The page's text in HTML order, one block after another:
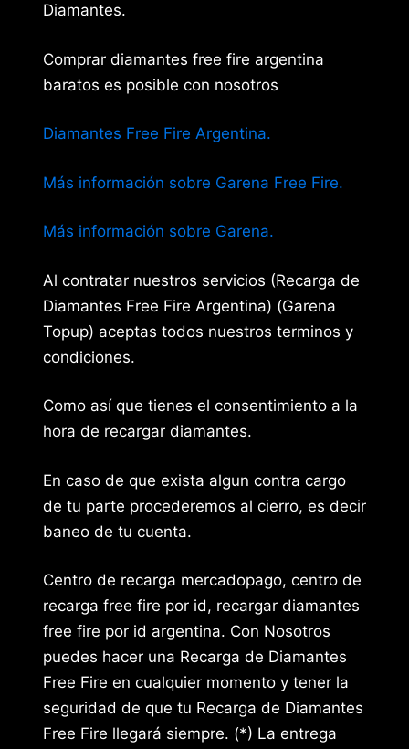
Diamantes.
Comprar diamantes free fire argentina
baratos es posible con nosotros
Diamantes Free Fire Argentina.
Más información sobre Garena Free Fire.
Más información sobre Garena.
Al contratar nuestros servicios (Recarga de
Diamantes Free Fire Argentina) (Garena
Topup) aceptas todos nuestros terminos y
condiciones.
Como así que tienes el consentimiento a la
hora de recargar diamantes.
En caso de que exista algun contra cargo
de tu parte procederemos al cierro, es decir
baneo de tu cuenta.
Centro de recarga mercadopago, centro de
recarga free fire por id, recargar diamantes
free fire por id argentina. Con Nosotros
puedes hacer una Recarga de Diamantes
Free Fire en cualquier momento y tener la
seguridad de que tu Recarga de Diamantes
Free Fire llegará siempre. (*) La entrega